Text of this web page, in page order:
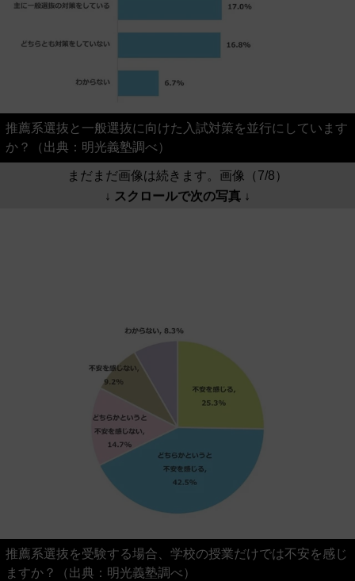
推薦系選抜と一般選抜に向けた入試対策を並行にしています
か？（出典：明光義塾調べ）
まだまだ画像は続きます。画像（7/8）
↓ スクロールで次の写真 ↓
推薦系選抜を受験する場合、学校の授業だけでは不安を感じ
ますか？（出典：明光義塾調べ）